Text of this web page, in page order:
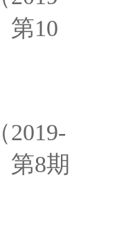
第10
2019-
第8期